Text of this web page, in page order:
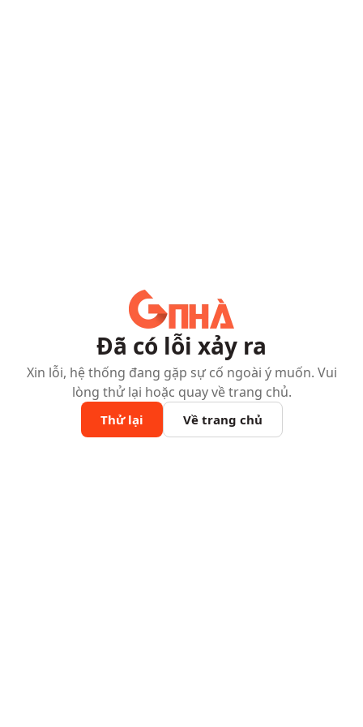
Đã có lỗi xảy ra
Xin lỗi, hệ thống đang gặp sự cố ngoài ý muốn. Vui
lòng thử lại hoặc quay về trang chủ.
Thử lại Về trang chủ